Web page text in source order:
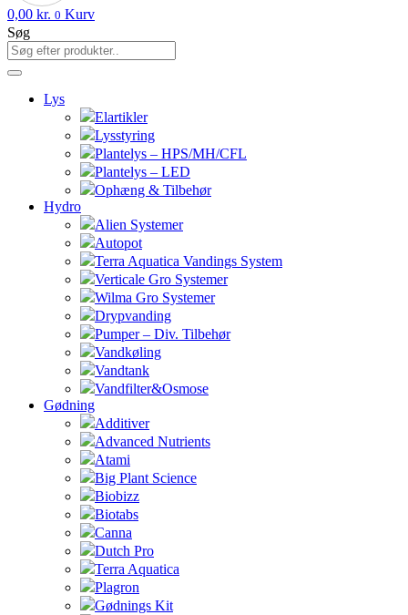
0,00 kr. 0 Kurv
Søg
Lys
Elartikler
Lysstyring
Plantelys – HPS/MH/CFL
Plantelys – LED
Ophæng & Tilbehør
Hydro
Alien Systemer
Autopot
Terra Aquatica Vandings System
Verticale Gro Systemer
Wilma Gro Systemer
Drypvanding
Pumper – Div. Tilbehør
Vandkøling
Vandtank
Vandfilter&Osmose
Gødning
Additiver
Advanced Nutrients
Atami
Big Plant Science
Biobizz
Biotabs
Canna
Dutch Pro
Terra Aquatica
Plagron
Gødnings Kit